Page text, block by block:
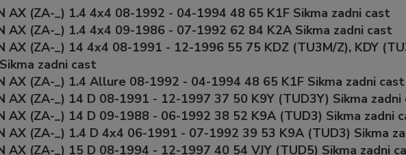
AX (ZA-_) 1.4 4x4 08-1992 - 04-1994 48 65 K1F Sikma zadni cast
AX (ZA-_) 1.4 4x4 09-1986 - 07-1992 62 84 K2A Sikma zadni cast
AX (ZA-_) 14 4x4 08-1991 - 12-1996 55 75 KDZ (TU3M/Z), KDY
zadni cast
AX (ZA-_) 1.4 Allure 08-1992 - 04-1994 48 65 K1F Sikma zadni cast
AX (ZA-_) 14 D 08-1991 - 12-1997 37 50 K9Y (TUD3Y) Sikma zadni
AX (ZA-_) 14 D 09-1988 - 06-1992 38 52 K9A (TUD3) Sikma zadni
AX (ZA-_) 1.4 D 4x4 06-1991 - 07-1992 39 53 K9A (TUD3) Sikma
AX (ZA-_) 15 D 08-1994 - 12-1997 40 54 VJY (TUD5) Sikma zadni